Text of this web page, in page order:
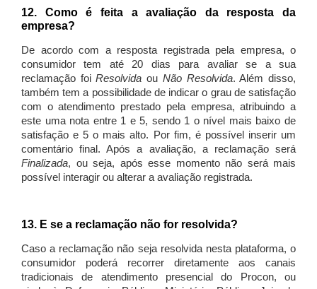
12. Como é feita a avaliação da resposta da
empresa?
De acordo com a resposta registrada pela empresa, o
consumidor tem até 20 dias para avaliar se a sua
reclamação foiResolvida ou Não Resolvida. Além disso,
também tem a possibilidade de indicar o grau de satisfação
com o atendimento prestado pela empresa, atribuindo a
este uma nota entre 1 e 5, sendo 1 o nível mais baixo de
satisfação e 5 o mais alto. Por fim, é possível inserir um
comentário final. Após a avaliação, a reclamação será
Finalizada, ou seja, após esse momento não será mais
possível interagir ou alterar a avaliação registrada.
13. E se a reclamação não for resolvida?
Caso a reclamação não seja resolvida nesta plataforma, o
consumidor poderá recorrer diretamente aos canais
tradicionais de atendimento presencial do Procon, ou